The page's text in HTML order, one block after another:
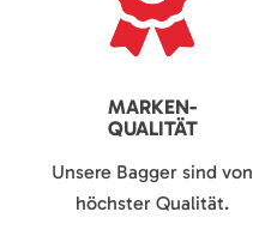
MARKEN-
QUALITÄT
Unsere Bagger sind von
höchster Qualität.